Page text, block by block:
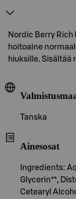
Nordic Berry
hoitoaine
hiuksille. Sisältää
Tanska
Ainesosat
Ingredients:
Glycerin**,
Cetearyl